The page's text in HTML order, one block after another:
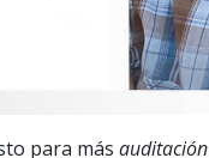
para más auditación